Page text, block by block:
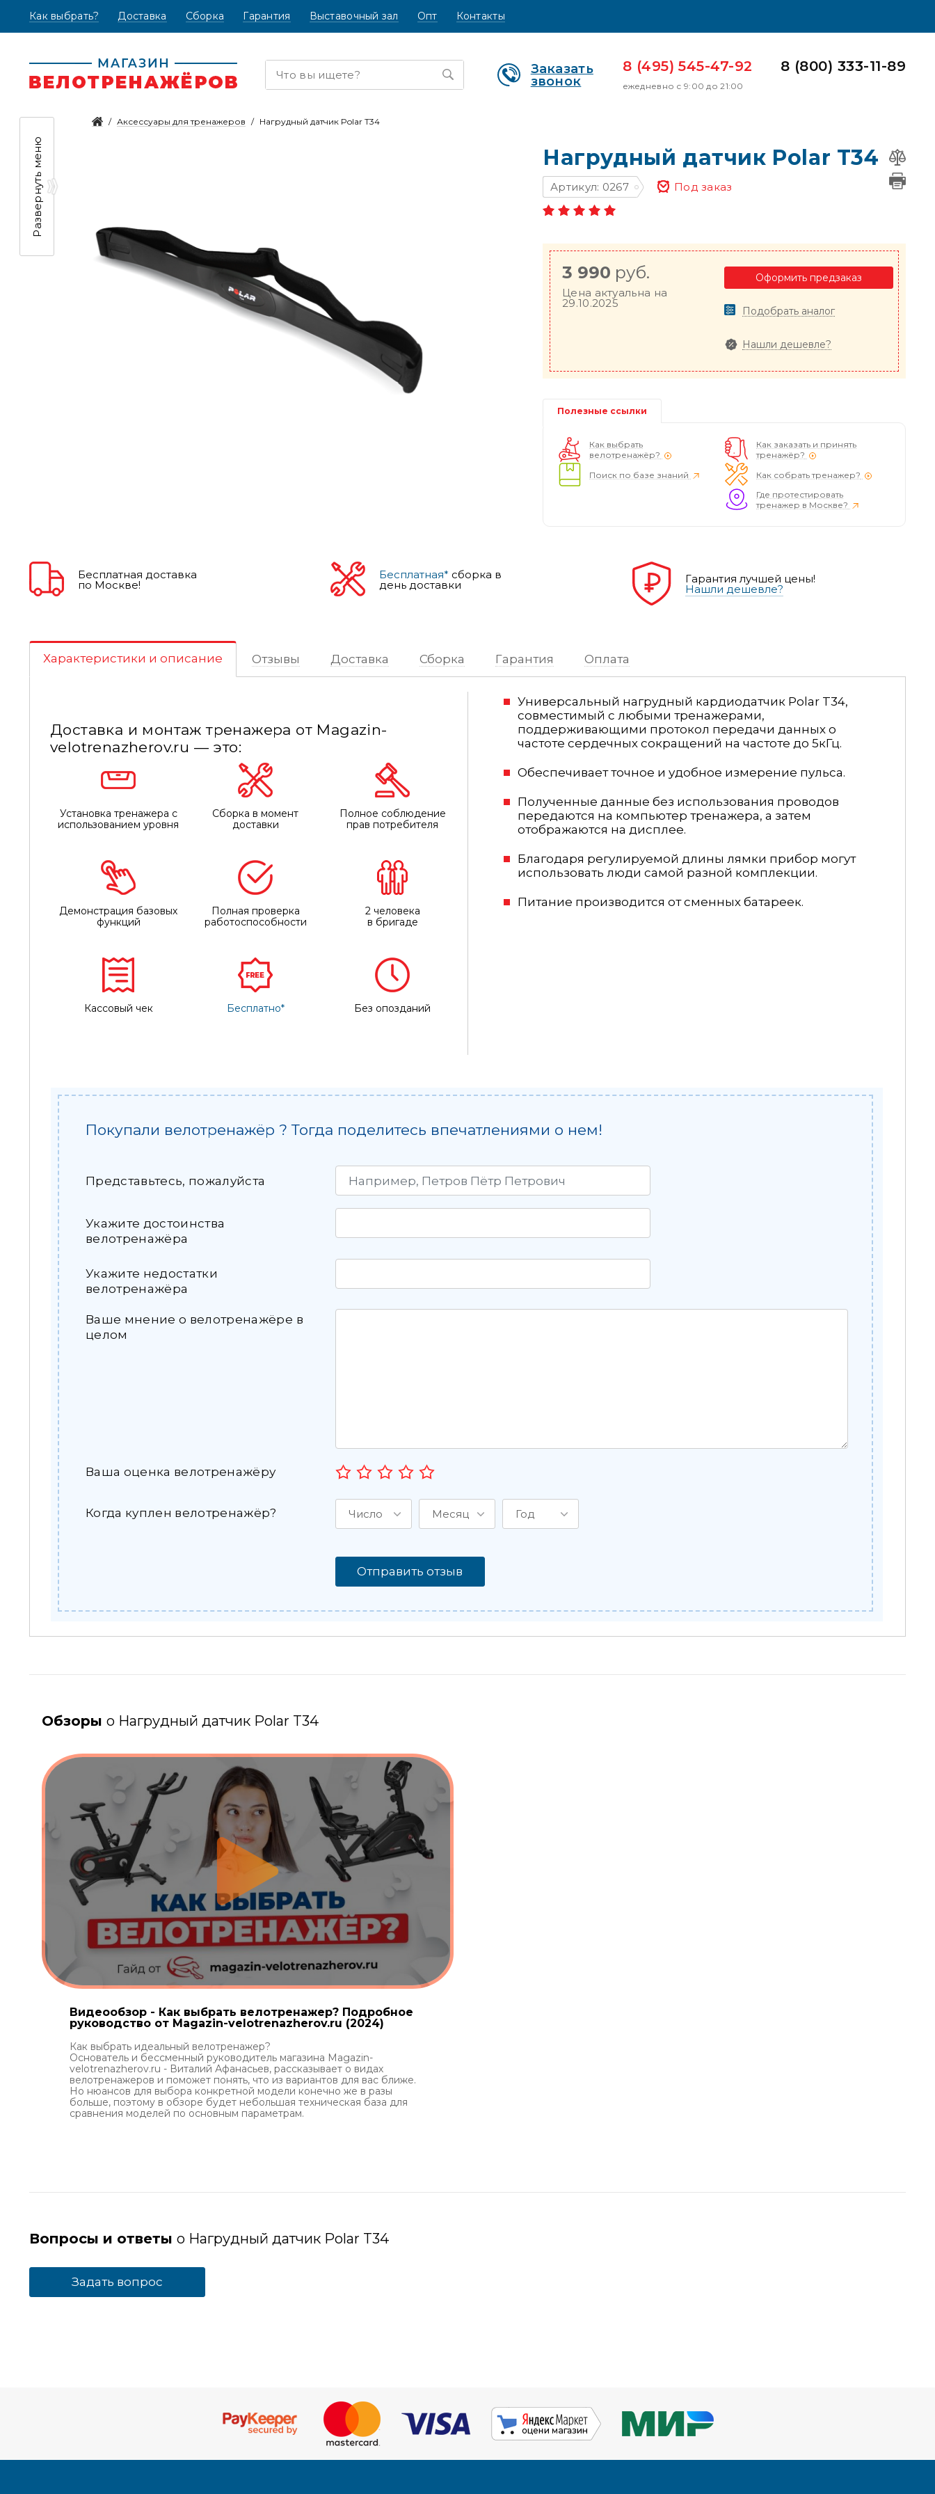
Как выбрать? (текущая)
Доставка Сборка Гарантия Выставочный зал Опт Контакты
Заказать
звонок
8 (495) 545-47-92
ежедневно с 9:00 до 21:00
8 (800) 333-11-89
Развернуть меню
Аксессуары для тренажеров Нагрудный датчик Polar T34
Нагрудный датчик Polar T34
Артикул: 0267 Под заказ
3 990 руб.
Цена актуальна на
29.10.2025
Оформить предзаказ
Подобрать аналог
Нашли дешевле?
Полезные ссылки
Как выбрать
велотренажёр?
Поиск по базе знаний
Как заказать и принять
тренажёр?
Как собрать тренажер?
Где протестировать
тренажер в Москве?
Бесплатная доставка
по Москве!
Бесплатная* сборка в
день доставки Гарантия лучшей цены!
Нашли дешевле?
Характеристики и описание Отзывы Доставка Сборка Гарантия Оплата
Доставка и монтаж тренажера от Magazin-
velotrenazherov.ru — это:
Установка тренажера с
использованием уровня
Сборка в момент
доставки
Полное соблюдение
прав потребителя
Демонстрация базовых
функций
Полная проверка
работоспособности
2 человека
в бригаде
Кассовый чек Бесплатно* Без опозданий
Универсальный нагрудный кардиодатчик Polar T34,
совместимый с любыми тренажерами,
поддерживающими протокол передачи данных о
частоте сердечных сокращений на частоте до 5кГц.
Обеспечивает точное и удобное измерение пульса.
Полученные данные без использования проводов
передаются на компьютер тренажера, а затем
отображаются на дисплее.
Благодаря регулируемой длины лямки прибор могут
использовать люди самой разной комплекции.
Питание производится от сменных батареек.
Покупали велотренажёр ? Тогда поделитесь впечатлениями о нем!
Представьтесь, пожалуйста
Укажите достоинства
велотренажёра
Укажите недостатки
велотренажёра
Ваше мнение о велотренажёре в
целом
Ваша оценка велотренажёру
Когда куплен велотренажёр? Число Месяц Год
Отправить отзыв
Обзоры о Нагрудный датчик Polar T34
Видеообзор - Как выбрать велотренажер? Подробное
руководство от Magazin-velotrenazherov.ru (2024)
Как выбрать идеальный велотренажер?
Основатель и бессменный руководитель магазина Magazin-
velotrenazherov.ru - Виталий Афанасьев, рассказывает о видах
велотренажеров и поможет понять, что из вариантов для вас ближе.
Но нюансов для выбора конкретной модели конечно же в разы
больше, поэтому в обзоре будет небольшая техническая база для
сравнения моделей по основным параметрам.
Вопросы и ответы о Нагрудный датчик Polar T34
Задать вопрос